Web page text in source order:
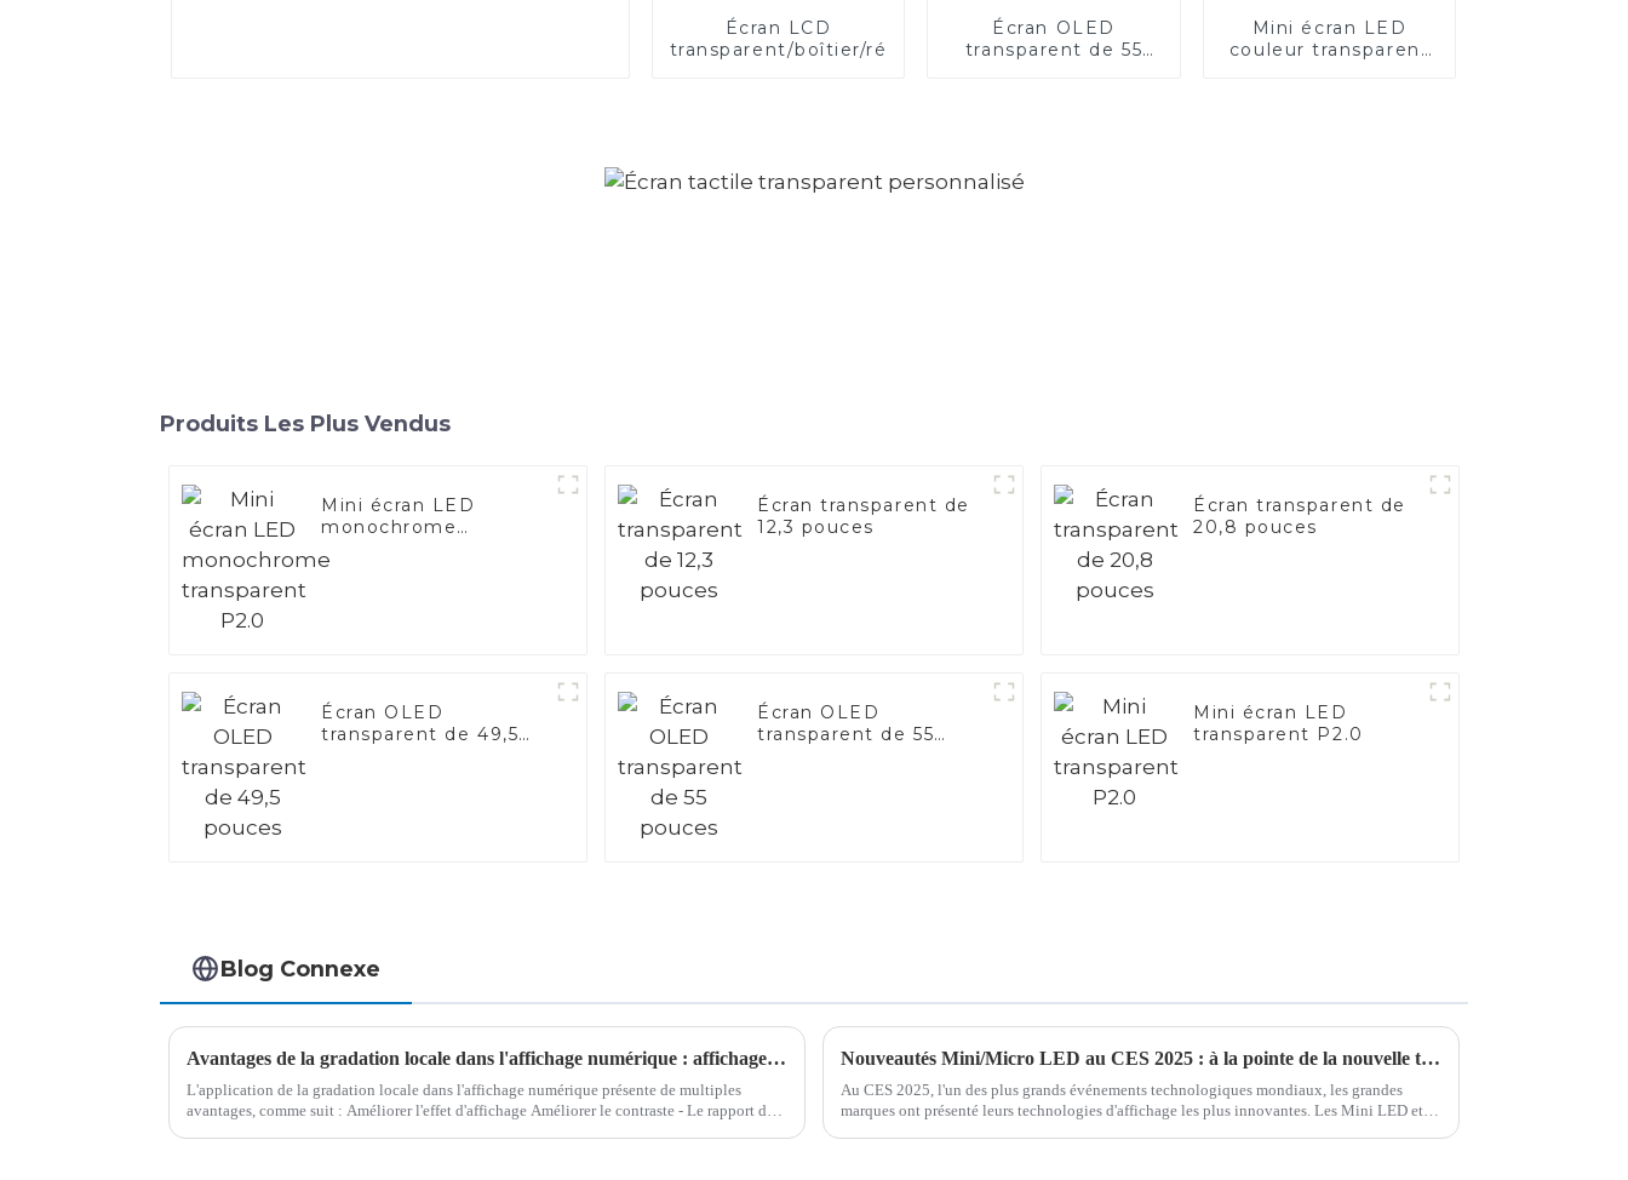
Écran LCD
transparent/boîtier/réfrigérateur
Écran OLED
transparent de 55
Mini écran LED
couleur transparent
Produits Les Plus Vendus
Mini écran LED
monochrome
Écran transparent de
12,3 pouces
Écran transparent de
20,8 pouces
Écran OLED
transparent de 49,5
Écran OLED
transparent de 55
Mini écran LED
transparent P2.0
Blog Connexe
Avantages de la gradation locale dans l'affichage numérique : affichage amélioré, consommation d'énergie réduite, etc.
L'application de la gradation locale dans l'affichage numérique présente de multiples
avantages, comme suit : Améliorer l'effet d'affichage Améliorer le contraste - Le rapport de
Nouveautés Mini/Micro LED au CES 2025 : à la pointe de la nouvelle tendance des écrans haut de gamme
Au CES 2025, l'un des plus grands événements technologiques mondiaux, les grandes
marques ont présenté leurs technologies d'affichage les plus innovantes. Les Mini LED et